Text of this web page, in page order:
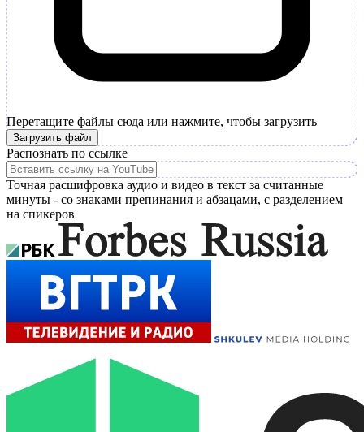
Перетащите файлы сюда или нажмите, чтобы загрузить
Загрузить файл
Распознать по ссылке
Точная расшифровка аудио и видео в текст за считанные
минуты - со знаками препинания и абзацами, с разделением
на спикеров